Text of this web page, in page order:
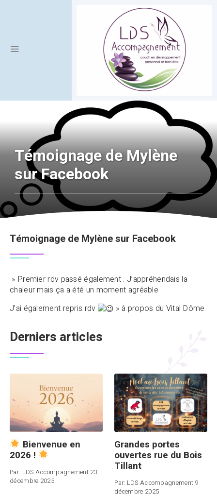
Témoignage de Mylène
sur Facebook
Témoignage de Mylène sur Facebook
» Premier rdv passé également . J’appréhendais la
chaleur mais ça a été un moment agréable .
J’ai également repris rdv
» à propos du Vital Dôme
Derniers articles
Bienvenue en
2026 !
Par: LDS Accompagnement 23
décembre 2025
Grandes portes
ouvertes rue du Bois
Tillant
Par: LDS Accompagnement 9
décembre 2025